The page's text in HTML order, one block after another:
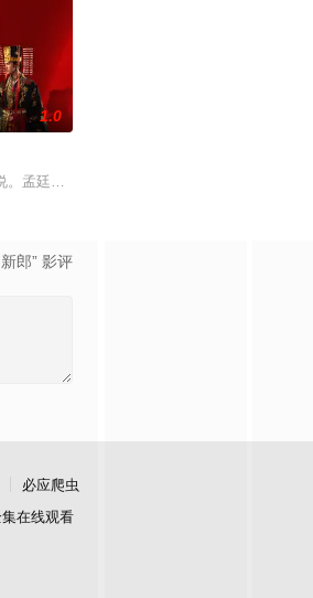
意义上的喜欢。”那个夜晚，他脸颊微热，还
占房”的阴阳宅，江淮被掳走配“阴婚”。他与
1.0
。孟廷辉，大平王朝有史以来个以女子进士科
郎” 影评
必应爬虫
在线观看